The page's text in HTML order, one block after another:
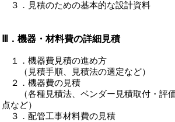
３．見積のための基本的な設計資料
Ⅲ．機器・材料費の詳細見積
１．機器費見積の進め方
（見積手順、見積法の選定など）
２．機器費の見積
（各種見積法、ベンダー見積取付・評価
点など）
３．配管工事材料費の見積